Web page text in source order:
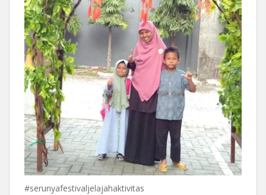
#serunyafestivaljelajahaktivitas